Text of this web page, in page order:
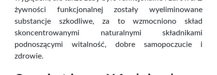
żywności funkcjonalnej zostały wyeliminowane
substancje szkodliwe, za to wzmocniono skład
skoncentrowanymi naturalnymi składnikami
podnoszącymi witalność, dobre samopoczucie i
zdrowie.